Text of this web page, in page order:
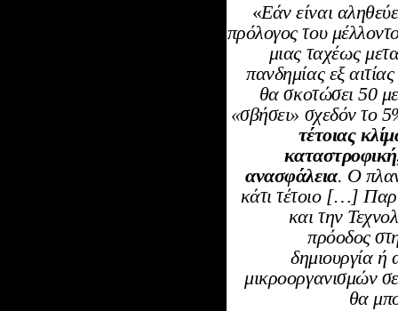
«Εάν είναι
πρόλογος του
μιας ταχέως
πανδημίας εξ
θα σκοτώσει 50
«σβήσει» σχεδόν το
τέτοιας
ανασφάλεια. Ο
κάτι τέτοιο […]
και την
πρόοδος
δημιουργία ή
μικροοργανισμών
θα